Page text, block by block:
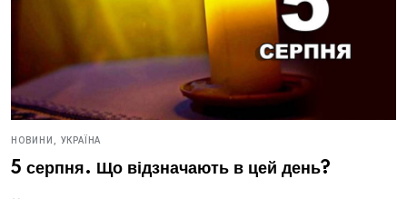
НОВИНИ, УКРАЇНА
5 серпня. Що відзначають в цей день?